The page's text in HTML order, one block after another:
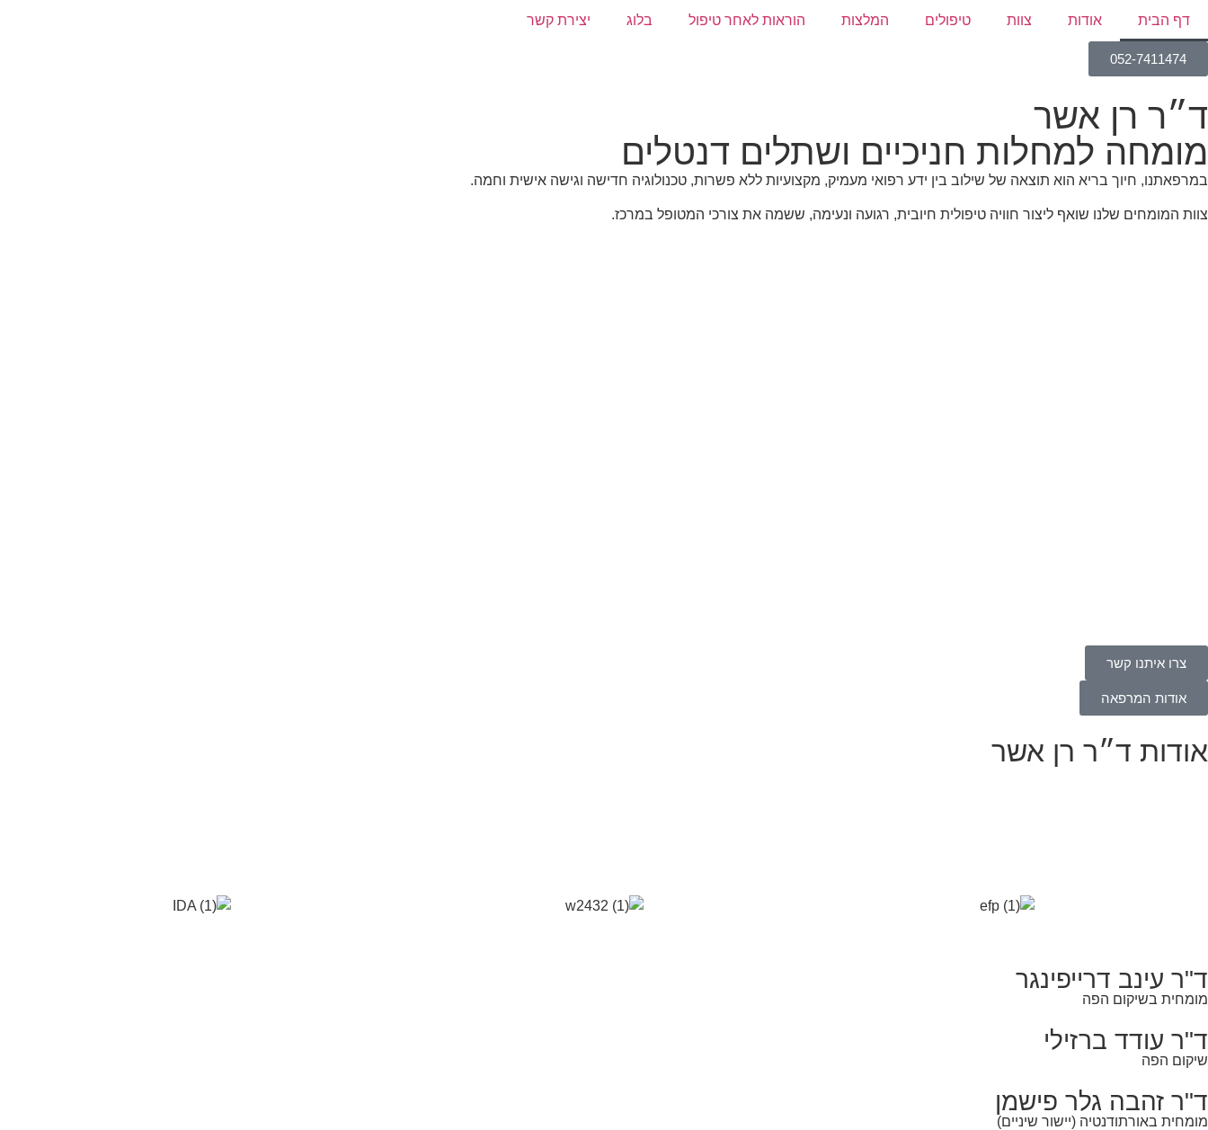
דף הבית אודות צוות טיפולים המלצות הוראות לאחר טיפול בלוג יצירת קשר
052-7411474
ד״ר רן אשר
מומחה למחלות חניכיים ושתלים דנטלים
במרפאתנו, חיוך בריא הוא תוצאה של שילוב בין ידע רפואי מעמיק, מקצועיות ללא פשרות, טכנולוגיה חדישה וגישה אישית וחמה.
צוות המומחים שלנו שואף ליצור חוויה טיפולית חיובית, רגועה ונעימה, ששמה את צורכי המטופל במרכז.
צרו איתנו קשר
אודות המרפאה
אודות ד״ר רן אשר
ד"ר עינב דרייפינגר
מומחית בשיקום הפה
ד"ר עודד ברזילי
שיקום הפה
ד"ר זהבה גלר פישמן
מומחית באורתודנטיה (יישור שיניים)